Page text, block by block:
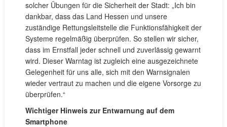
solcher Übungen für die Sicherheit der Stadt: „Ich bin
dankbar, dass das Land Hessen und unsere
zuständige Rettungsleitstelle die Funktionsfähigkeit der
Systeme regelmäßig überprüfen. So stellen wir sicher,
dass im Ernstfall jeder schnell und zuverlässig gewarnt
wird. Dieser Warntag ist zugleich eine ausgezeichnete
Gelegenheit für uns alle, sich mit den Warnsignalen
wieder vertraut zu machen und die eigene Vorsorge zu
überprüfen.“
Wichtiger Hinweis zur Entwarnung auf dem
Smartphone